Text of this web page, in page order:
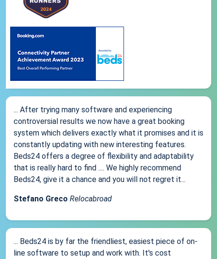
... After trying many software and experiencing
controversial results we now have a great booking
system which delivers exactly what it promises and it is
constantly updating with new interesting features.
Beds24 offers a degree of flexibility and adaptability
that is really hard to find .... We highly recommend
Beds24, give it a chance and you will not regret it...
Stefano Greco Relocabroad
... Beds24 is by far the friendliest, easiest piece of on-
line software to setup and work with. It's cost